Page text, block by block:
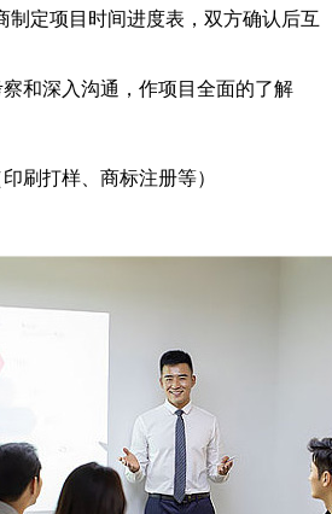
制定项目时间进度表，双方确认后互
和深入沟通，作项目全面的了解
刷打样、商标注册等）